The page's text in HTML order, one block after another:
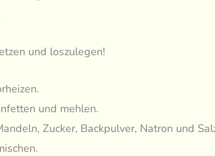
und loszulegen!
und mehlen.
Zucker, Backpulver, Natron und